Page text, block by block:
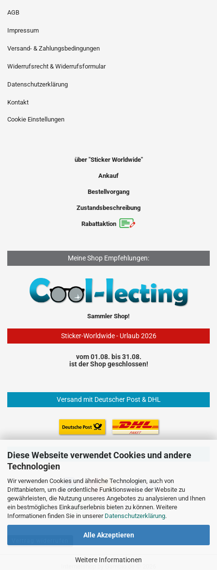
Diese Webseite verwendet Cookies und andere
Technologien
Wir verwenden Cookies und ähnliche Technologien, auch von
Drittanbietern, um die ordentliche Funktionsweise der Website zu
gewährleisten, die Nutzung unseres Angebotes zu analysieren und Ihnen
ein bestmögliches Einkaufserlebnis bieten zu können. Weitere
Informationen finden Sie in unserer Datenschutzerklärung.
Alle Akzeptieren
Weitere Informationen
AGB
Impressum
Versand- & Zahlungsbedingungen
Widerrufsrecht & Widerrufsformular
Datenschutzerklärung
Kontakt
Cookie Einstellungen
über "Sticker Worldwide"
Ankauf
Bestellvorgang
Zustandsbeschreibung
Rabattaktion
Meine Shop Empfehlungen:
Sammler Shop!
Sticker-Worldwide - Urlaub 2026
vom 01.08. bis 31.08.
ist der Shop geschlossen!
Versand mit Deutscher Post & DHL
Einfach und sicher Bezahlen